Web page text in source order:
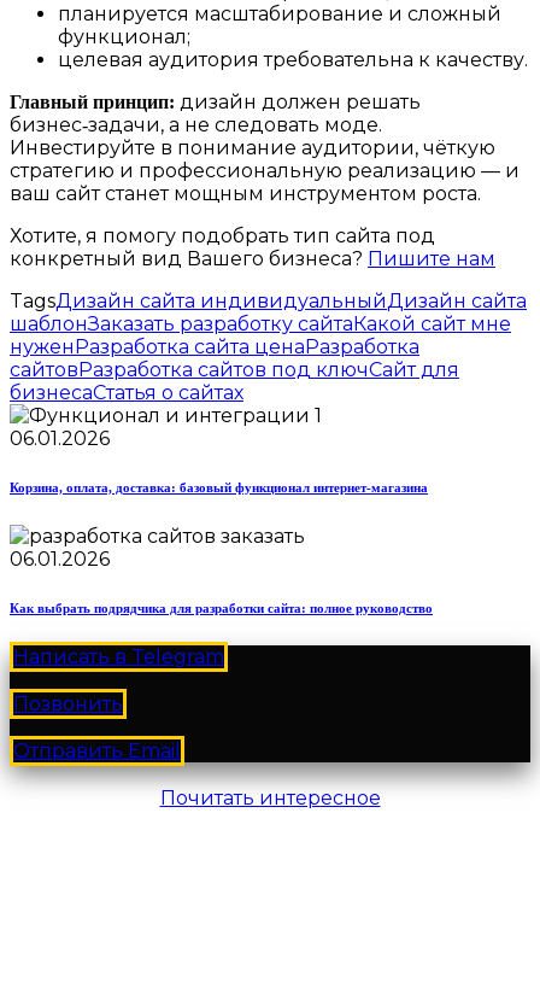
планируется масштабирование и сложный
функционал;
целевая аудитория требовательна к качеству.
Главный принцип: дизайн должен решать
бизнес‑задачи, а не следовать моде.
Инвестируйте в понимание аудитории, чёткую
стратегию и профессиональную реализацию — и
ваш сайт станет мощным инструментом роста.
Хотите, я помогу подобрать тип сайта под
конкретный вид Вашего бизнеса? Пишите нам
TagsДизайн сайта индивидуальныйДизайн сайта
шаблонЗаказать разработку сайтаКакой сайт мне
нуженРазработка сайта ценаРазработка
сайтовРазработка сайтов под ключСайт для
бизнесаСтатья о сайтах
06.01.2026
Корзина, оплата, доставка: базовый функционал интернет‑магазина
06.01.2026
Как выбрать подрядчика для разработки сайта: полное руководство
Написать в Telegram
Позвонить
Отправить Email
Почитать интересное